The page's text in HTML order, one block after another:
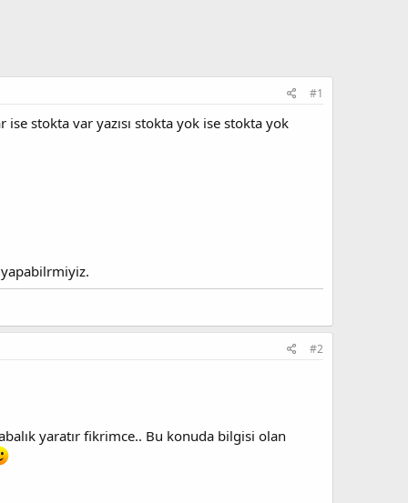
#1
stokta var yazısı stokta yok ise stokta yok
#2
yaratır fikrimce.. Bu konuda bilgisi olan